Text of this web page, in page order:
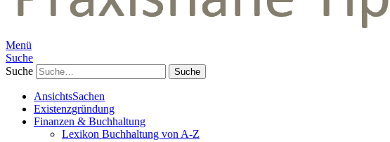
Menü
Suche
Suche
AnsichtsSachen
Existenzgründung
Finanzen & Buchhaltung
Lexikon Buchhaltung von A-Z